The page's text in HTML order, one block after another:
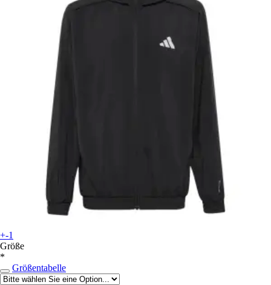
+-1
Größe
*
Größentabelle